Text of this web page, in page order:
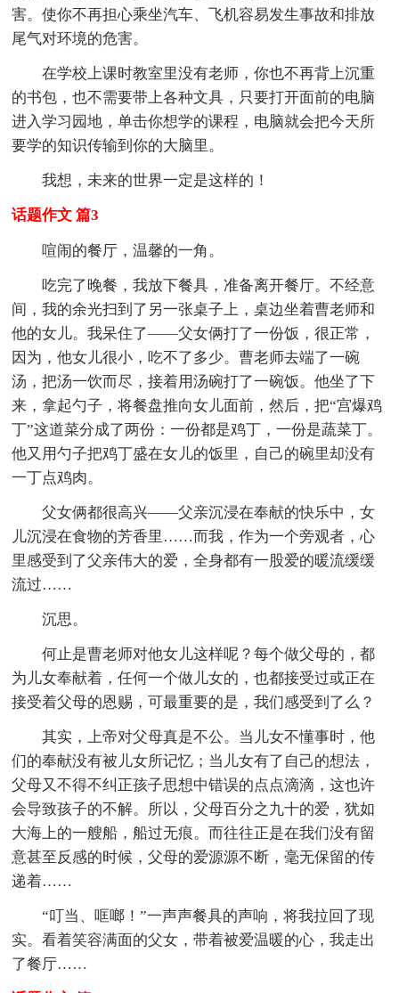
害。使你不再担心乘坐汽车、飞机容易发生事故和排放
尾气对环境的危害。
在学校上课时教室里没有老师，你也不再背上沉重
的书包，也不需要带上各种文具，只要打开面前的电脑
进入学习园地，单击你想学的课程，电脑就会把今天所
要学的知识传输到你的大脑里。
我想，未来的世界一定是这样的！
话题作文 篇3
喧闹的餐厅，温馨的一角。
吃完了晚餐，我放下餐具，准备离开餐厅。不经意
间，我的余光扫到了另一张桌子上，桌边坐着曹老师和
他的女儿。我呆住了——父女俩打了一份饭，很正常，
因为，他女儿很小，吃不了多少。曹老师去端了一碗
汤，把汤一饮而尽，接着用汤碗打了一碗饭。他坐了下
来，拿起勺子，将餐盘推向女儿面前，然后，把“宫爆鸡
丁”这道菜分成了两份：一份都是鸡丁，一份是蔬菜丁。
他又用勺子把鸡丁盛在女儿的饭里，自己的碗里却没有
一丁点鸡肉。
父女俩都很高兴——父亲沉浸在奉献的快乐中，女
儿沉浸在食物的芳香里……而我，作为一个旁观者，心
里感受到了父亲伟大的爱，全身都有一股爱的暖流缓缓
流过……
沉思。
何止是曹老师对他女儿这样呢？每个做父母的，都
为儿女奉献着，任何一个做儿女的，也都接受过或正在
接受着父母的恩赐，可最重要的是，我们感受到了么？
其实，上帝对父母真是不公。当儿女不懂事时，他
们的奉献没有被儿女所记忆；当儿女有了自己的想法，
父母又不得不纠正孩子思想中错误的点点滴滴，这也许
会导致孩子的不解。所以，父母百分之九十的爱，犹如
大海上的一艘船，船过无痕。而往往正是在我们没有留
意甚至反感的时候，父母的爱源源不断，毫无保留的传
递着……
“叮当、哐啷！”一声声餐具的声响，将我拉回了现
实。看着笑容满面的父女，带着被爱温暖的心，我走出
了餐厅……